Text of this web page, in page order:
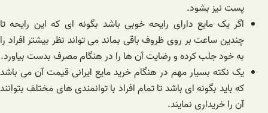
پست نیز بشود.
اگر یک مایع دارای رایحه خوبی باشد بگونه ای که این رایحه تا
چندین ساعت بر روی ظروف باقی بماند می تواند نظر بیشتر افراد را
به خود جلب کرده و رضایت آن ها را در هنگام مصرف بدست بیاورد.
یک نکته بسیار مهم در هنگام خرید مایع ایرانی قیمت آن می باشد
که باید بگونه ای باشد تا تمام افراد با توانمندی های مختلف بتوانند
آن را خریداری نمایند.